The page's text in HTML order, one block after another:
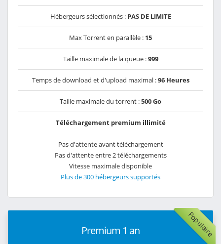
Hébergeurs sélectionnés : PAS DE LIMITE
Max Torrent en parallèle : 15
Taille maximale de la queue :999
Temps de download et d'upload maximal :96 Heures
Taille maximale du torrent :500 Go
Téléchargement premium illimité
Pas d'attente avant téléchargement
Pas d'attente entre 2 téléchargements
Vitesse maximale disponible
Plus de 300 hébergeurs supportés
Populaire
Premium 1 an